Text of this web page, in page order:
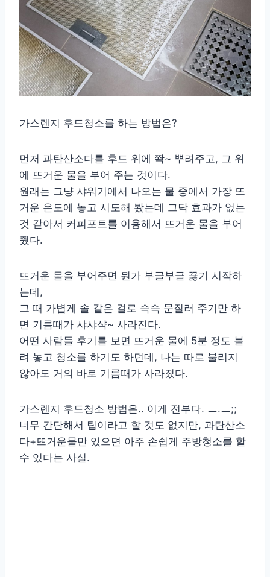
가스렌지 후드청소를 하는 방법은?
먼저 과탄산소다를 후드 위에 쫙~ 뿌려주고, 그 위
에 뜨거운 물을 부어 주는 것이다.
원래는 그냥 샤워기에서 나오는 물 중에서 가장 뜨
거운 온도에 놓고 시도해 봤는데 그닥 효과가 없는
것 같아서 커피포트를 이용해서 뜨거운 물을 부어
줬다.
뜨거운 물을 부어주면 뭔가 부글부글 끓기 시작하
는데,
그 때 가볍게 솔 같은 걸로 슥슥 문질러 주기만 하
면 기름때가 샤샤샥~ 사라진다.
어떤 사람들 후기를 보면 뜨거운 물에 5분 정도 불
려 놓고 청소를 하기도 하던데, 나는 따로 불리지
않아도 거의 바로 기름때가 사라졌다.
가스렌지 후드청소 방법은.. 이게 전부다. ㅡ.ㅡ;;
너무 간단해서 팁이라고 할 것도 없지만, 과탄산소
다+뜨거운물만 있으면 아주 손쉽게 주방청소를 할
수 있다는 사실.